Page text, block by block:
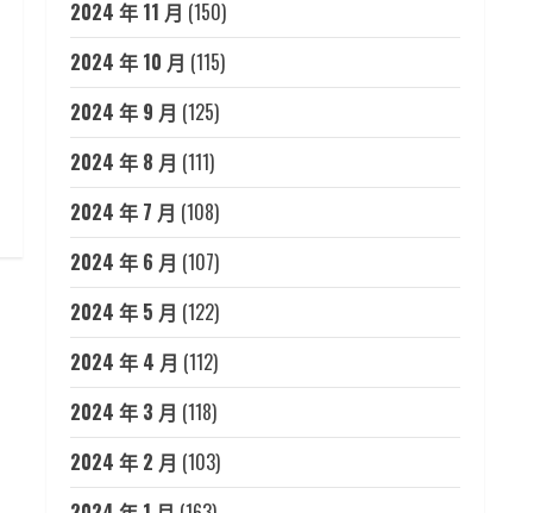
2024 年 11 月 (150)
2024 年 10 月 (115)
2024 年 9 月 (125)
2024 年 8 月 (111)
2024 年 7 月 (108)
2024 年 6 月 (107)
2024 年 5 月 (122)
2024 年 4 月 (112)
2024 年 3 月 (118)
2024 年 2 月 (103)